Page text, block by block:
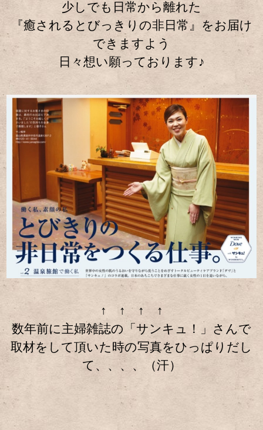
少しでも日常から離れた
『癒されるとびっきりの非日常』をお届け
できますよう
日々想い願っております♪
↑ ↑ ↑ ↑
数年前に主婦雑誌の「サンキュ！」さんで
取材をして頂いた時の写真をひっぱりだし
て、、、、（汗）